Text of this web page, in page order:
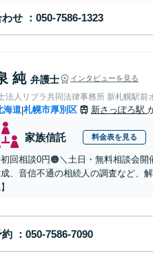
わせ
純 弁護士 インタビューを見る
法人リブラ共同法律事務所 新札幌駅前
海道|札幌市厚別区 新さっぽろ駅
家族信託 料金表を見る
回相談0円🟠＼土日・無料相談会
、音信不通の相続人の調査など、
約